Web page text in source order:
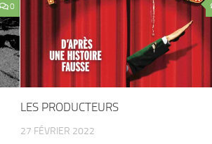
0
LES PRODUCTEURS
27 FÉVRIER 2022